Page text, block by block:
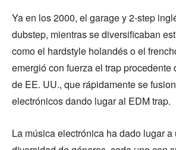
Ya en los 2000, el garage y 2-step
dubstep, mientras se diversificaban
como el hardstyle holandés o el
emergió con fuerza el trap procedente
de EE. UU., que rápidamente se
electrónicos dando lugar al EDM trap.
La música electrónica ha dado lugar